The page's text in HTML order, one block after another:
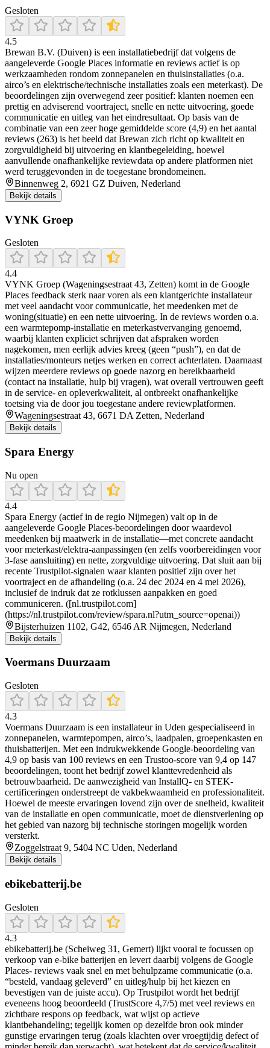
Gesloten
4.5
Brewan B.V. (Duiven) is een installatiebedrijf dat volgens de
aangeleverde Google Places informatie en reviews actief is op
werkzaamheden rondom zonnepanelen en thuisinstallaties (o.a.
airco’s en elektrische/technische installaties zoals een meterkast). De
beoordelingen zijn overwegend zeer positief: klanten noemen een
prettig en adviserend voortraject, snelle en nette uitvoering, goede
communicatie en uitleg van het eindresultaat. Op basis van de
combinatie van een zeer hoge gemiddelde score (4,9) en het aantal
reviews (263) is het beeld dat Brewan zich richt op kwaliteit en
zorgvuldigheid bij uitvoering en klantbegeleiding, hoewel
aanvullende onafhankelijke reviewdata op andere platformen niet
werd teruggevonden in de toegestane brondomeinen.
Binnenweg 2, 6921 GZ Duiven, Nederland
Bekijk details
VYNK Groep
Gesloten
4.4
VYNK Groep (Wageningsestraat 43, Zetten) komt in de Google
Places feedback sterk naar voren als een klantgerichte installateur
met veel aandacht voor communicatie, het meedenken met de
woning(situatie) en een nette uitvoering. In de reviews worden o.a.
een warmtepomp-installatie en meterkastvervanging genoemd,
waarbij klanten expliciet schrijven dat afspraken worden
nagekomen, men eerlijk advies kreeg (geen “push”), en dat de
installaties/monteurs netjes werken en correct achterlaten. Daarnaast
wijzen meerdere reviews op goede nazorg en bereikbaarheid
(contact na installatie, hulp bij vragen), wat overall vertrouwen geeft
in de service- en opleverkwaliteit, al ontbreekt onafhankelijke
toetsing via de door jou toegestane andere reviewplatformen.
Wageningsestraat 43, 6671 DA Zetten, Nederland
Bekijk details
Spara Energy
Nu open
4.4
Spara Energy (actief in de regio Nijmegen) valt op in de
aangeleverde Google Places-beoordelingen door waardevol
meedenken bij maatwerk in de installatie—met concrete aandacht
voor meterkast/elektra-aanpassingen (en zelfs voorbereidingen voor
3-fase aansluiting) en nette, zorgvuldige uitvoering. Dat sluit aan bij
recente Trustpilot-signalen waar klanten positief zijn over het
voortraject en de afhandeling (o.a. 24 dec 2024 en 4 mei 2026),
inclusief de indruk dat ze rotklussen aanpakken en goed
communiceren. ([nl.trustpilot.com]
(https://nl.trustpilot.com/review/spara.nl?utm_source=openai))
Bijsterhuizen 1102, G42, 6546 AR Nijmegen, Nederland
Bekijk details
Voermans Duurzaam
Gesloten
4.3
Voermans Duurzaam is een installateur in Uden gespecialiseerd in
zonnepanelen, warmtepompen, airco’s, laadpalen, groepenkasten en
thuisbatterijen. Met een indrukwekkende Google-beoordeling van
4,9 op basis van 100 reviews en een Trustoo-score van 9,4 op 147
beoordelingen, toont het bedrijf zowel klanttevredenheid als
betrouwbaarheid. De aanwezigheid van InstallQ- en STEK-
certificeringen onderstreept de vakbekwaamheid en professionaliteit.
Hoewel de meeste ervaringen lovend zijn over de snelheid, kwaliteit
van de installatie en open communicatie, moet de dienstverlening op
het gebied van nazorg bij technische storingen mogelijk worden
versterkt.
Zoggelstraat 9, 5404 NC Uden, Nederland
Bekijk details
ebikebatterij.be
Gesloten
4.3
ebikebatterij.be (Scheiweg 31, Gemert) lijkt vooral te focussen op
verkoop van e-bike batterijen en levert daarbij volgens de Google
Places- reviews vaak snel en met behulpzame communicatie (o.a.
“besteld, vandaag geleverd” en uitleg/hulp bij het kiezen en
bevestigen van de juiste accu). Op Trustpilot wordt het bedrijf
eveneens hoog beoordeeld (TrustScore 4,7/5) met veel reviews en
zichtbare respons op feedback, wat wijst op actieve
klantbehandeling; tegelijk komen op dezelfde bron ook minder
gunstige ervaringen terug (zoals klachten over vroegtijdig defect of